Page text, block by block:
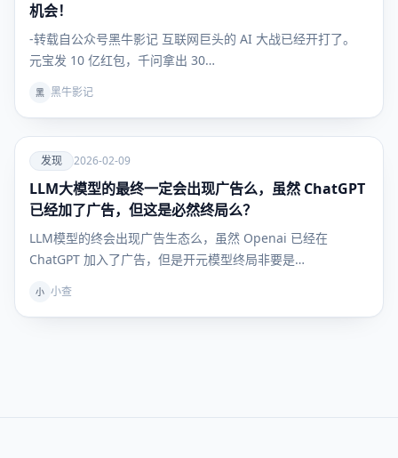
机会！
-转载自公众号黑牛影记 互联网巨头的 AI 大战已经开打了。
元宝发 10 亿红包，千问拿出 30…
黑 黑牛影记
爱
发现
发现 2026-02-09
LLM大模型的最终一定会出现广告么，虽然 ChatGPT
已经加了广告，但这是必然终局么？
LLM模型的终会出现广告生态么，虽然 Openai 已经在
ChatGPT 加入了广告，但是开元模型终局非要是…
小 小查